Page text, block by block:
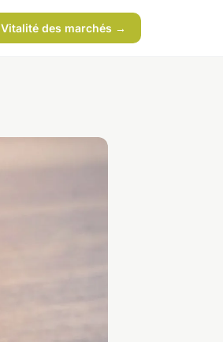
Vitalité des marchés →